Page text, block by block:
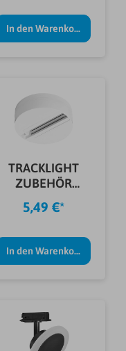
In den Warenkorb
TRACKLIGHT
ZUBEHÖR
RUNDBASIS WEIß
5,49 €*
In den Warenkorb